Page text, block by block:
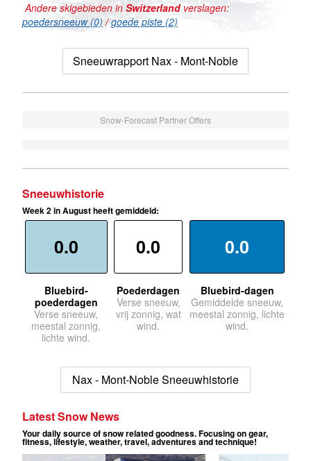
Andere skigebieden in Switzerlandverslagen:
poedersneeuw (0)/goede piste (2)
Sneeuwrapport Nax - Mont-Noble
Snow-Forecast Partner Offers
Sneeuwhistorie
Week 2 in August heeft gemiddeld:
0.0
Bluebird-
poederdagen
Verse sneeuw,
meestal zonnig,
lichte wind.
0.0
Poederdagen
Verse sneeuw,
vrij zonnig, wat
wind.
0.0
Bluebird-dagen
Gemiddelde sneeuw,
meestal zonnig, lichte
wind.
Nax - Mont-Noble Sneeuwhistorie